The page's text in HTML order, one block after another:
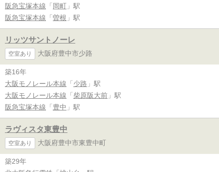
阪急宝塚本線 「 岡町 」駅
阪急宝塚本線 「 曽根 」駅
リッツサントノーレ
空室あり 大阪府豊中市少路
築16年
大阪モノレール本線 「 少路 」駅
大阪モノレール本線 「 柴原阪大前 」駅
阪急宝塚本線 「 豊中 」駅
ラヴィスタ東豊中
空室あり 大阪府豊中市東豊中町
築29年